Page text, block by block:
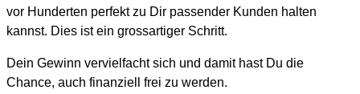
vor Hunderten perfekt zu Dir passender Kunden halten
kannst. Dies ist ein grossartiger Schritt.
Dein Gewinn vervielfacht sich und damit hast Du die
Chance, auch finanziell frei zu werden.